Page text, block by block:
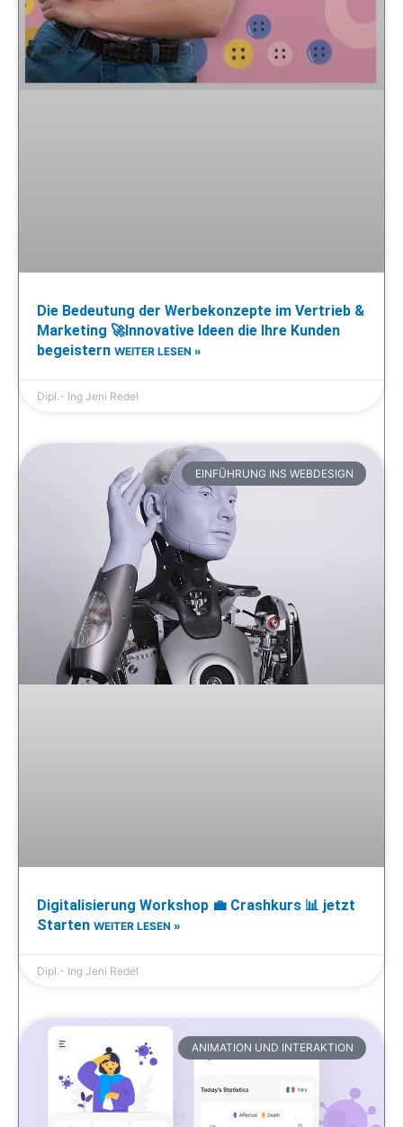
Die Bedeutung der Werbekonzepte im Vertrieb &
Marketing 🚀Innovative Ideen die Ihre Kunden
begeistern WEITER LESEN »
Dipl.- Ing Jeni Redel
EINFÜHRUNG INS WEBDESIGN
Digitalisierung Workshop 💼 Crashkurs 📊 jetzt
Starten WEITER LESEN »
Dipl.- Ing Jeni Redel
ANIMATION UND INTERAKTION